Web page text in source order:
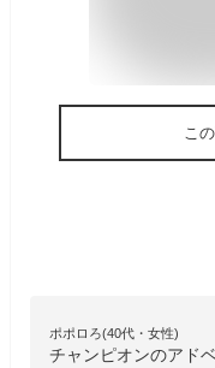
こ
ポポロろ(40代・女性)
チャンピオンのアド